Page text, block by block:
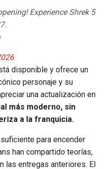
Experience Shrek 5
disponible y ofrece un
personaje y su
una actualización en
más moderno, sin
a la franquicia.
para encender
han compartido teorías,
las entregas anteriores. El